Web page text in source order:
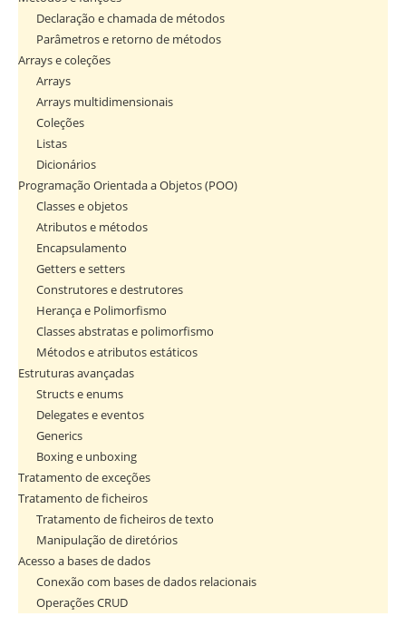
Declaração e chamada de métodos
Parâmetros e retorno de métodos
Arrays e coleções
Arrays
Arrays multidimensionais
Coleções
Listas
Dicionários
Programação Orientada a Objetos (POO)
Classes e objetos
Atributos e métodos
Encapsulamento
Getters e setters
Construtores e destrutores
Herança e Polimorfismo
Classes abstratas e polimorfismo
Métodos e atributos estáticos
Estruturas avançadas
Structs e enums
Delegates e eventos
Generics
Boxing e unboxing
Tratamento de exceções
Tratamento de ficheiros
Tratamento de ficheiros de texto
Manipulação de diretórios
Acesso a bases de dados
Conexão com bases de dados relacionais
Operações CRUD